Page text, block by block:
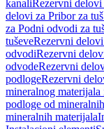
kanaliRezervni delovi
delovi za Pribor za
za Podni odvodi za
tuševeRezervni
odvodiRezervni
odvodeRezervni
podlogeRezervni
mineralnog
podloge od
mineralnih materijala